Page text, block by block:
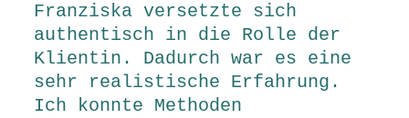
Franziska versetzte sich
authentisch in die Rolle der
Klientin. Dadurch war es eine
sehr realistische Erfahrung.
Ich konnte Methoden